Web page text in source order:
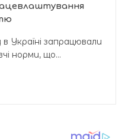
Україні запрацювали
норми, що...